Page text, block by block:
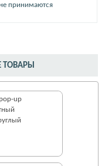
принимаются
up